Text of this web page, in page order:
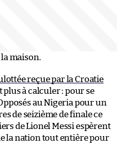
maison.
reçue par la Croatie
plus à calculer : pour se
au Nigeria pour un
de seizième de finale ce
de Lionel Messi espèrent
la nation tout entière pour